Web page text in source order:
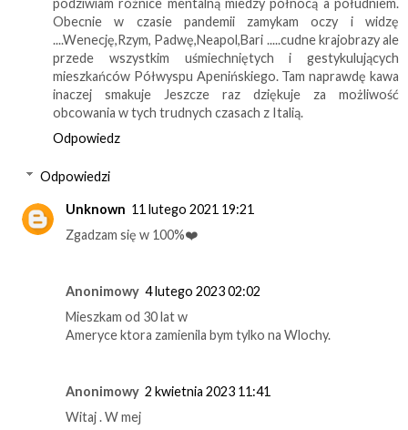
podziwiam różnice mentalną miedzy północą a południem.
Obecnie w czasie pandemii zamykam oczy i widzę
....Wenecję,Rzym, Padwę,Neapol,Bari .....cudne krajobrazy ale
przede wszystkim uśmiechniętych i gestykulujących
mieszkańców Półwyspu Apenińskiego. Tam naprawdę kawa
inaczej smakuje Jeszcze raz dziękuje za możliwość
obcowania w tych trudnych czasach z Italią.
Odpowiedz
Odpowiedzi
Unknown 11 lutego 2021 19:21
Zgadzam się w 100%❤️
Anonimowy 4 lutego 2023 02:02
Mieszkam od 30 lat w
Ameryce ktora zamienila bym tylko na Wlochy.
Anonimowy 2 kwietnia 2023 11:41
Witaj . W mej